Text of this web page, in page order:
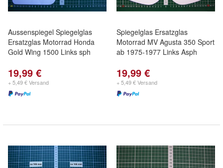
Aussenspiegel Spiegelglas
Ersatzglas Motorrad Honda
Gold Wing 1500 Links sph
19,99 €
+ 5,49 € Versand
Spiegelglas Ersatzglas
Motorrad MV Agusta 350 Sport
ab 1975-1977 Links Asph
19,99 €
+ 5,49 € Versand